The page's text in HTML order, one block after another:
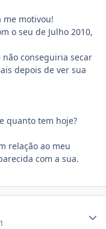
me motivou!
o seu de Julho 2010,
conseguiria secar
depois de ver sua
quanto tem hoje?
relação ao meu
com a sua.